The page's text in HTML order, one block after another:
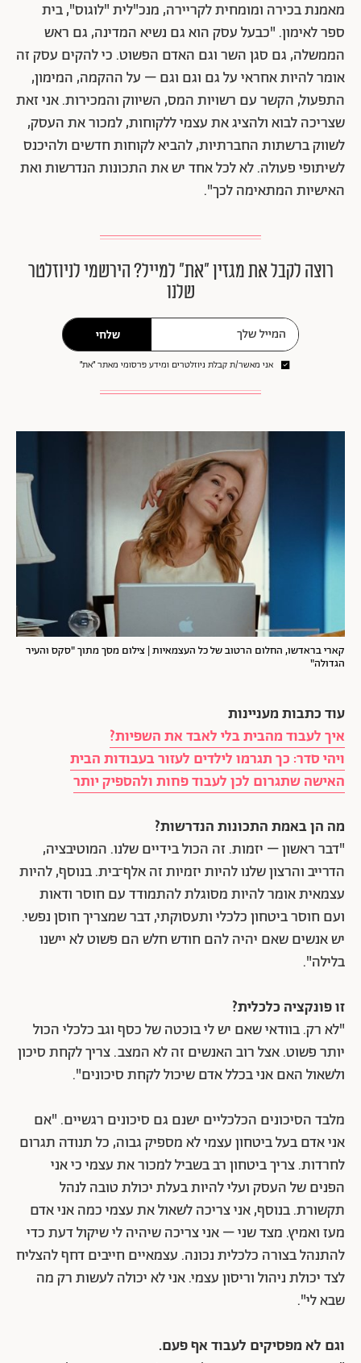
מאמנת בכירה ומומחית לקריירה, מנכ"לית "לוגוס", בית
ספר לאימון. "כבעל עסק הוא גם נשיא המדינה, גם ראש
הממשלה, גם סגן השר וגם האדם הפשוט. כי להקים עסק זה
אומר להיות אחראי על גם וגם וגם – על ההקמה, המימון,
התפעול, הקשר עם רשויות המס, השיווק והמכירות. אני זאת
שצריכה לבוא ולהציג את עצמי ללקוחות, למכור את העסק,
לשווק ברשתות החברתיות, להביא לקוחות חדשים ולהיכנס
לשיתופי פעולה. לא לכל אחד יש את התכונות הנדרשות ואת
האישיות המתאימה לכך".
רוצה לקבל את מגזין ״את״ למייל? הירשמי לניוזלטר
שלנו
שלחי
אני מאשר/ת קבלת ניוזלטרים ומידע פרסומי מאתר ״את״
קארי בראדשו, החלום הרטוב של כל העצמאיות | צילום מסך מתוך "סקס והעיר
הגדולה"
עוד כתבות מעניינות
איך לעבוד מהבית בלי לאבד את השפיות?
ויהי סדר: כך תגרמו לילדים לעזור בעבודות הבית
האישה שתגרום לכן לעבוד פחות ולהספיק יותר
מה הן באמת התכונות הנדרשות?
"דבר ראשון – יזמות. זה הכול בידיים שלנו. המוטיבציה,
הדרייב והרצון שלנו להיות יזמיות זה אלף־בית. בנוסף, להיות
עצמאית אומר להיות מסוגלת להתמודד עם חוסר ודאות
ועם חוסר ביטחון כלכלי ותעסוקתי, דבר שמצריך חוסן נפשי.
יש אנשים שאם יהיה להם חודש חלש הם פשוט לא יישנו
בלילה".
זו פונקציה כלכלית?
"לא רק. בוודאי שאם יש לי בוכטה של כסף וגב כלכלי הכול
יותר פשוט. אצלרוב האנשים זה לא המצב. צריך לקחת סיכון
ולשאול האם אני בכלל אדם שיכול לקחת סיכונים".
מלבד הסיכונים הכלכליים ישנם גם סיכונים רגשיים. "אם
אני אדם בעל ביטחון עצמי לא מספיק גבוה, כל תנודה תגרום
לחרדות. צריך ביטחון רב בשביל למכור את עצמי כי אני
הפנים של העסק ועלי להיות בעלת יכולת טובה לנהל
תקשורת. בנוסף, אני צריכה לשאול את עצמי כמה אני אדם
מעז ואמיץ. מצד שני – אני צריכה שיהיה לי שיקול דעת כדי
להתנהל בצורה כלכלית נכונה. עצמאיים חייבים דחף להצליח
לצד יכולת ניהול וריסון עצמי. אני לא יכולה לעשות רק מה
שבא לי".
וגם לא מפסיקים לעבוד אף פעם.